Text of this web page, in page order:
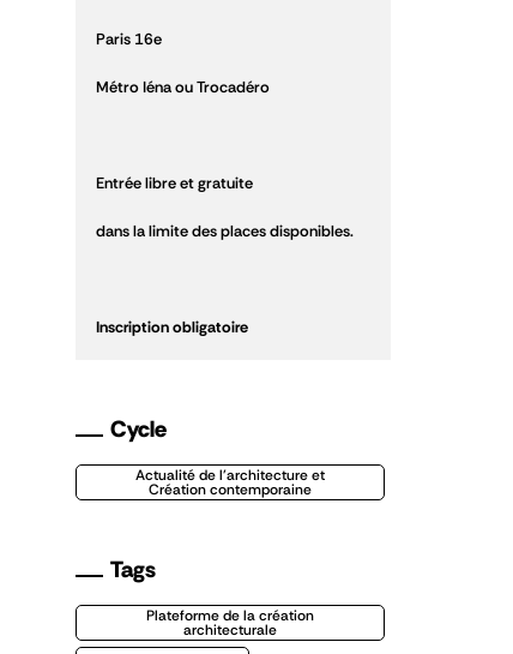
Paris 16e
Métro Iéna ou Trocadéro
Entrée libre et gratuite
dans la limite des places disponibles.
Inscription obligatoire
Cycle
Actualité de l'architecture et
Création contemporaine
Tags
Plateforme de la création
architecturale